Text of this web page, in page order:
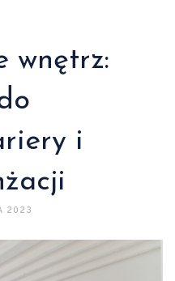
wnętrz:
i
2023